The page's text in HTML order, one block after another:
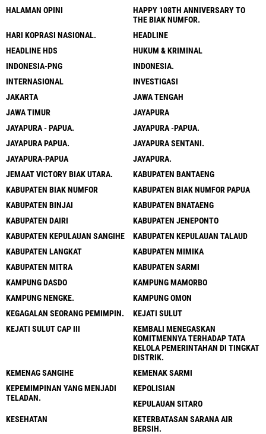
HALAMAN OPINI
HAPPY 108TH ANNIVERSARY TO
THE BIAK NUMFOR.
HARI KOPRASI NASIONAL.
HEADLINE
HEADLINE HDS
HUKUM & KRIMINAL
INDONESIA-PNG
INDONESIA.
INTERNASIONAL
INVESTIGASI
JAKARTA
JAWA TENGAH
JAWA TIMUR
JAYAPURA
JAYAPURA - PAPUA.
JAYAPURA -PAPUA.
JAYAPURA PAPUA.
JAYAPURA SENTANI.
JAYAPURA-PAPUA
JAYAPURA.
JEMAAT VICTORY BIAK UTARA.
KABUPATEN BANTAENG
KABUPATEN BIAK NUMFOR
KABUPATEN BIAK NUMFOR PAPUA
KABUPATEN BINJAI
KABUPATEN BNATAENG
KABUPATEN DAIRI
KABUPATEN JENEPONTO
KABUPATEN KEPULAUAN SANGIHE
KABUPATEN KEPULAUAN TALAUD
KABUPATEN LANGKAT
KABUPATEN MIMIKA
KABUPATEN MITRA
KABUPATEN SARMI
KAMPUNG DASDO
KAMPUNG MAMORBO
KAMPUNG NENGKE.
KAMPUNG OMON
KEGAGALAN SEORANG PEMIMPIN.
KEJATI SULUT
KEJATI SULUT CAP III
KEMBALI MENEGASKAN
KOMITMENNYA TERHADAP TATA
KELOLA PEMERINTAHAN DI TINGKAT
DISTRIK.
KEMENAG SANGIHE
KEMENAK SARMI
KEPEMIMPINAN YANG MENJADI
TELADAN.
KEPOLISIAN
KEPULAUAN SITARO
KESEHATAN
KETERBATASAN SARANA AIR
BERSIH.